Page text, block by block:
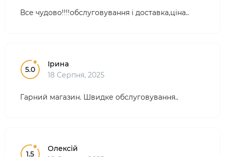
Все чудово!!!!обслуговування і доставка,ціна..
5.0
Ірина
18 Серпня, 2025
Гарний магазин. Швидке обслуговування..
1.5
Олексій